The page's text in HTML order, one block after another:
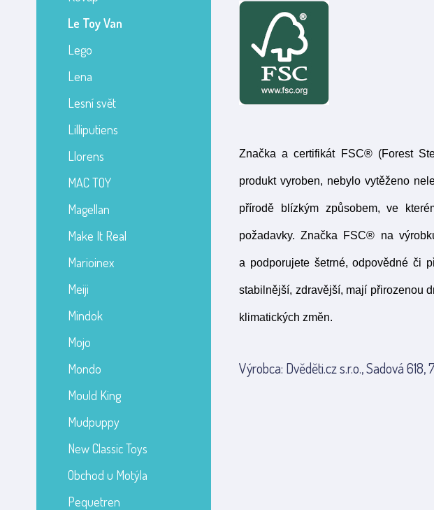
Le Toy Van
Lego
Lena
Lesní svět
Lilliputiens
Llorens
MAC TOY
Magellan
Make It Real
Marioinex
Meiji
Mindok
Mojo
Mondo
Mould King
Mudpuppy
New Classic Toys
Obchod u Motýla
Pequetren
Značka a certifikát FSC® (Forest
produkt vyroben, nebylo vytěženo
přírodě blízkým způsobem, ve
požadavky. Značka FSC® na
a podporujete šetrné, odpovědné či
stabilnější, zdravější, mají přirozenou
klimatických změn.
Výrobca: Dvěděti.cz s.r.o., Sadová